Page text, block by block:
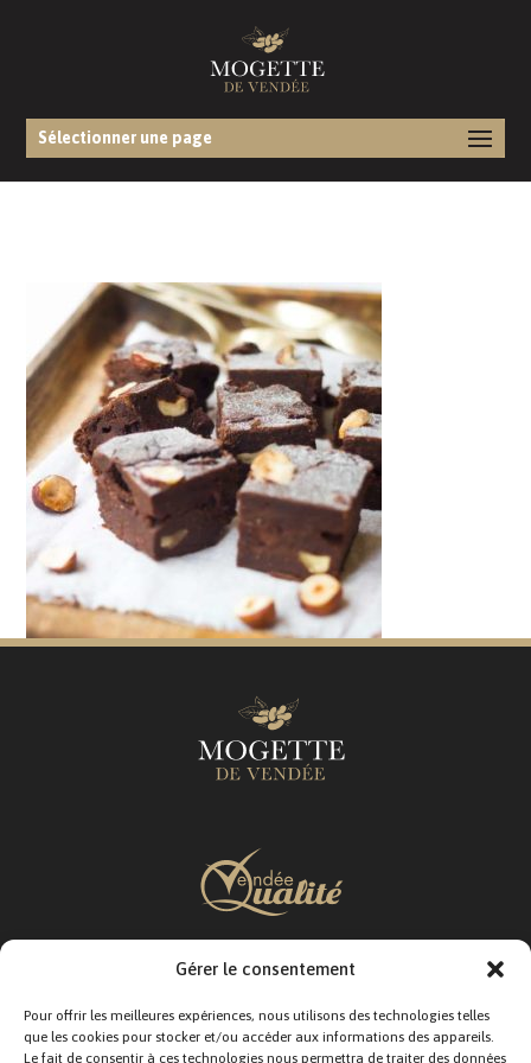
Gérer le consentement
Pour offrir les meilleures expériences, nous utilisons des technologies telles
que les cookies pour stocker et/ou accéder aux informations des appareils.
Le fait de consentir à ces technologies nous permettra de traiter des données
Sélectionner une page